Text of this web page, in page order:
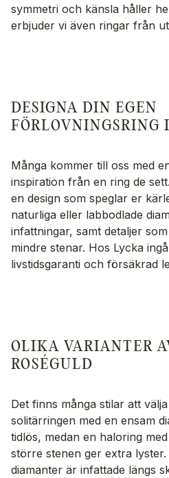
symmetri och känsla håller
erbjuder vi även ringar från
DESIGNA DIN EGEN
FÖRLOVNINGSRING
Många kommer till oss med
inspiration från en ring de
en design som speglar er
naturliga eller labbodlade
infattningar, samt detaljer
mindre stenar. Hos Lycka
livstidsgaranti och försäkrad
OLIKA VARIANTER
ROSÉGULD
Det finns många stilar att
solitärringen med en ensam
tidlös, medan en haloring
större stenen ger extra
diamanter är infattade längs